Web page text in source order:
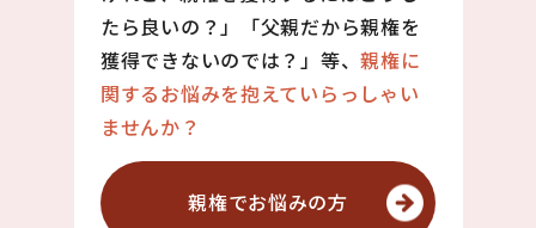
たら良いの？」「父親だから親権を
獲得できないのでは？」等、親権に
関するお悩みを抱えていらっしゃい
ませんか？
親権でお悩みの方